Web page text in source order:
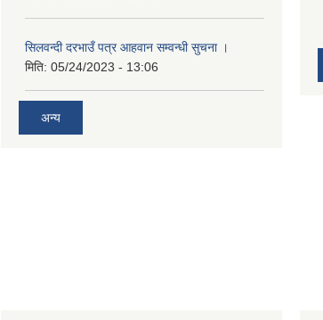
सिलवन्दी दरभाउँ पत्र आहवान सम्वन्धी सुचना ।
मिति: 05/24/2023 - 13:06
अन्य